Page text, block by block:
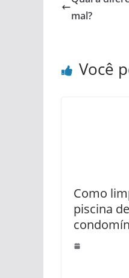
mal?
Você
Como
piscina de